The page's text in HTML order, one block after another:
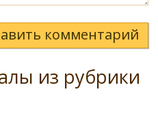
комментарий
из рубрики